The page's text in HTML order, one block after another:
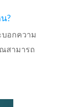
?
บอกความ
ณสามารถ